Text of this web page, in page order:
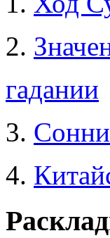
2.
гадании
3.
4.